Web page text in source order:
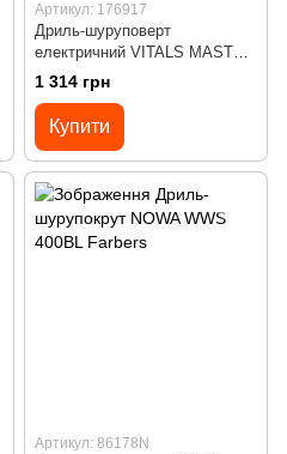
Артикул: 176917
Дриль-шуруповерт
електричний VITALS MASTER
US 1023L
1 314 грн
Купити
Артикул: 86178N